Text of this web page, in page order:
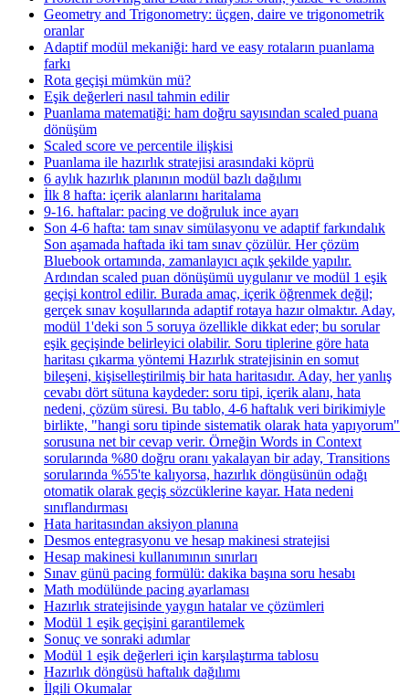
Geometry and Trigonometry: üçgen, daire ve trigonometrik
oranlar
Adaptif modül mekaniği: hard ve easy rotaların puanlama
farkı
Rota geçişi mümkün mü?
Eşik değerleri nasıl tahmin edilir
Puanlama matematiği: ham doğru sayısından scaled puana
dönüşüm
Scaled score ve percentile ilişkisi
Puanlama ile hazırlık stratejisi arasındaki köprü
6 aylık hazırlık planının modül bazlı dağılımı
İlk 8 hafta: içerik alanlarını haritalama
9-16. haftalar: pacing ve doğruluk ince ayarı
Son 4-6 hafta: tam sınav simülasyonu ve adaptif farkındalık
Son aşamada haftada iki tam sınav çözülür. Her çözüm
Bluebook ortamında, zamanlayıcı açık şekilde yapılır.
Ardından scaled puan dönüşümü uygulanır ve modül 1 eşik
geçişi kontrol edilir. Burada amaç, içerik öğrenmek değil;
gerçek sınav koşullarında adaptif rotaya hazır olmaktır. Aday,
modül 1'deki son 5 soruya özellikle dikkat eder; bu sorular
eşik geçişinde belirleyici olabilir. Soru tiplerine göre hata
haritası çıkarma yöntemi Hazırlık stratejisinin en somut
bileşeni, kişiselleştirilmiş bir hata haritasıdır. Aday, her yanlış
cevabı dört sütuna kaydeder: soru tipi, içerik alanı, hata
nedeni, çözüm süresi. Bu tablo, 4-6 haftalık veri birikimiyle
birlikte, "hangi soru tipinde sistematik olarak hata yapıyorum"
sorusuna net bir cevap verir. Örneğin Words in Context
sorularında %80 doğru oranı yakalayan bir aday, Transitions
sorularında %55'te kalıyorsa, hazırlık döngüsünün odağı
otomatik olarak geçiş sözcüklerine kayar. Hata nedeni
sınıflandırması
Hata haritasından aksiyon planına
Desmos entegrasyonu ve hesap makinesi stratejisi
Hesap makinesi kullanımının sınırları
Sınav günü pacing formülü: dakika başına soru hesabı
Math modülünde pacing ayarlaması
Hazırlık stratejisinde yaygın hatalar ve çözümleri
Modül 1 eşik geçişini garantilemek
Sonuç ve sonraki adımlar
Modül 1 eşik değerleri için karşılaştırma tablosu
Hazırlık döngüsü haftalık dağılımı
İlgili Okumalar